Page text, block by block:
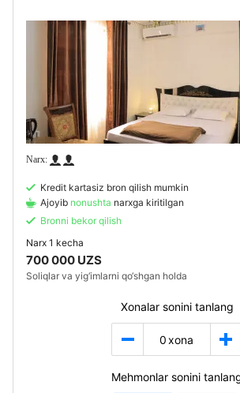
Kredit kartasiz bron qilish mumkin
Ajoyib nonushta narxga kiritilgan
Bronni bekor qilish
Narx 1 kecha
700 000 UZS
Soliqlar va yig‘imlarni qo‘shgan holda
Xonalar sonini tanlang
0 xona
Mehmonlar sonini